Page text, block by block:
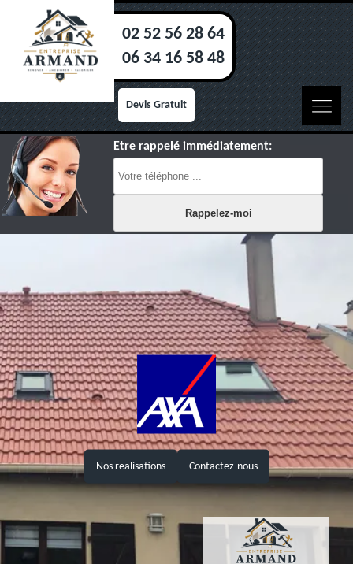
02 52 56 28 64
06 34 16 58 48
Devis Gratuit
Etre rappelé immédiatement:
Nos realisations Contactez-nous